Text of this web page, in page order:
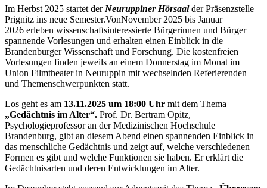
Im Herbst 2025 startet der Neuruppiner Hörsaalder Präsenzstelle
Prignitz ins neue Semester.VonNovember 2025 bis Januar
2026 erleben wissenschaftsinteressierte Bürgerinnen und Bürger
spannende Vorlesungen und erhalten einen Einblick in die
Brandenburger Wissenschaft und Forschung. Die kostenfreien
Vorlesungen finden jeweils an einem Donnerstag im Monat im
Union Filmtheater in Neuruppin mit wechselnden Referierenden
und Themenschwerpunkten statt.
Los geht es am 13.11.2025 um 18:00 Uhr mit dem Thema
„Gedächtnis im Alter“. Prof. Dr. Bertram Opitz,
Psychologieprofessor an der Medizinischen Hochschule
Brandenburg, gibt an diesem Abend einen spannenden Einblick in
das menschliche Gedächtnis und zeigt auf, welche verschiedenen
Formen es gibt und welche Funktionen sie haben. Er erklärt die
Gedächtnisarten und deren Entwicklungen im Alter.